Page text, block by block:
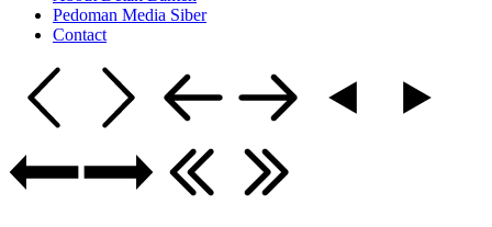
Pedoman Media Siber
Contact